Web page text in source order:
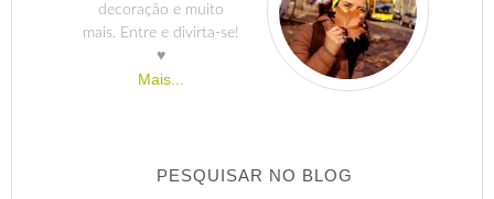
decoração e muito
mais. Entre e divirta-se!
♥
Mais...
PESQUISAR NO BLOG